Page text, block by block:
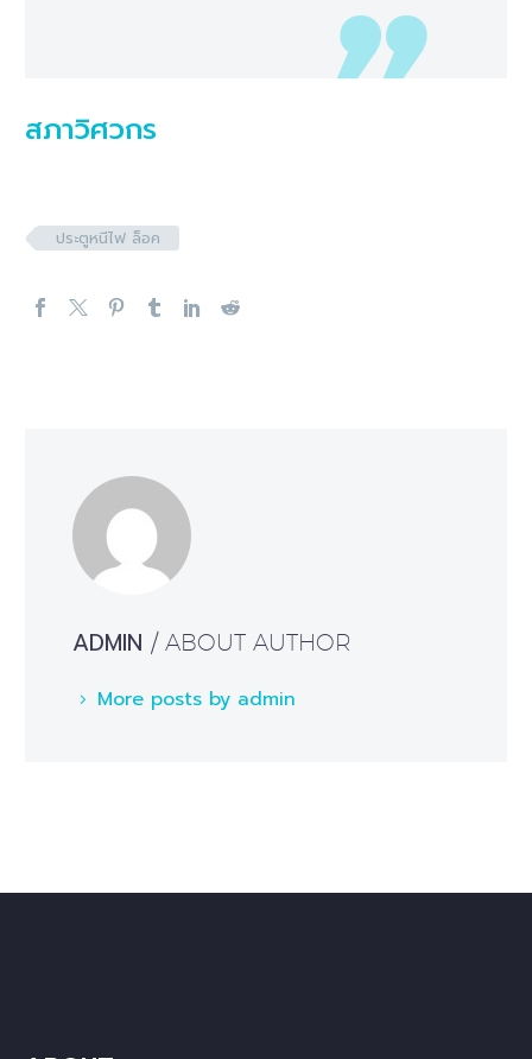
สภาวิศวกร
ประตูหนีไฟ ล็อค
ADMIN / ABOUT AUTHOR
More posts by admin